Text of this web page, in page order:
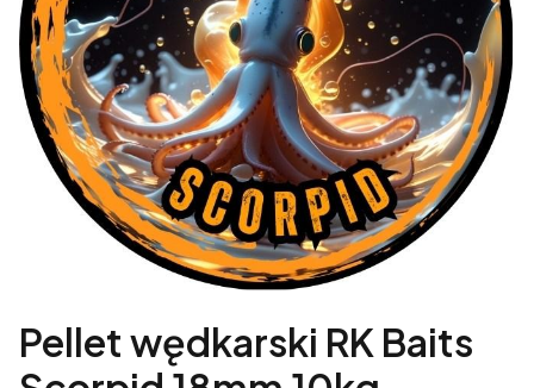
Pellet wędkarski RK Baits